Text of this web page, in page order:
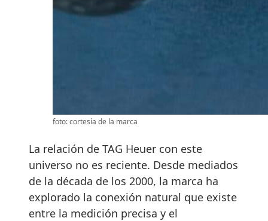
foto: cortesía de la marca
La relación de TAG Heuer con este
universo no es reciente. Desde mediados
de la década de los 2000, la marca ha
explorado la conexión natural que existe
entre la medición precisa y el